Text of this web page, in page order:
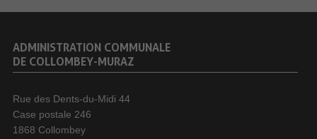
ADMINISTRATION COMMUNALE
DE COLLOMBEY-MURAZ
Rue des Dents-du-Midi 44
Case postale 246
1868 Collombey